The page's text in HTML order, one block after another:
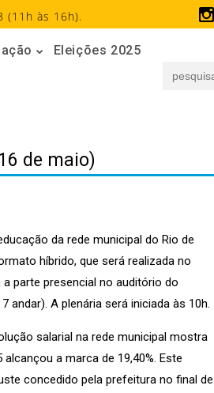
(11h às 16h).
Eleições 2025
for:
de maio)
da rede municipal do Rio de
híbrido, que será realizada no
parte presencial no auditório do
andar). A plenária será iniciada às 10h.
salarial na rede municipal mostra
a marca de 19,40%. Este
concedido pela prefeitura no final de